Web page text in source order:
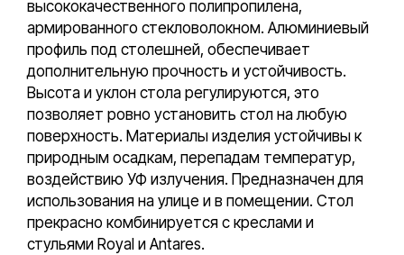
высококачественного полипропилена,
армированного стекловолокном. Алюминиевый
профиль под столешней, обеспечивает
дополнительную прочность и устойчивость.
Высота и уклон стола регулируются, это
позволяет ровно установить стол на любую
поверхность. Материалы изделия устойчивы к
природным осадкам, перепадам температур,
воздействию УФ излучения. Предназначен для
использования на улице и в помещении. Стол
прекрасно комбинируется с креслами и
стульями Royal и Antares.